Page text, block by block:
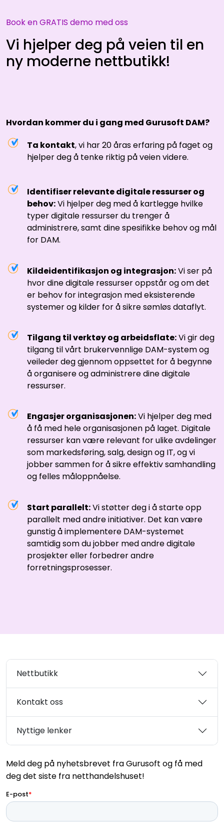
Book en GRATIS demo med oss
Vi hjelper deg på veien til en
ny moderne nettbutikk!
Hvordan kommer du i gang med Gurusoft DAM?
Ta kontakt, vi har 20 åras erfaring på faget og
hjelper deg å tenke riktig på veien videre.
Identifiser relevante digitale ressurser og
behov:Vi hjelper deg med å kartlegge hvilke
typer digitale ressurser du trenger å
administrere, samt dine spesifikke behov og mål
for DAM.
Kildeidentifikasjon og integrasjon:Vi ser på
hvor dine digitale ressurser oppstår og om det
er behov for integrasjon med eksisterende
systemer og kilder for å sikre sømløs dataflyt.
Tilgang til verktøy og arbeidsflate:Vi gir deg
tilgang til vårt brukervennlige DAM-system og
veileder deg gjennom oppsettet for å begynne
å organisere og administrere dine digitale
ressurser.
Engasjer organisasjonen:Vi hjelper deg med
å få med hele organisasjonen på laget. Digitale
ressurser kan være relevant for ulike avdelinger
som markedsføring, salg, design og IT, og vi
jobber sammen for å sikre effektiv samhandling
og felles måloppnåelse.
Start parallelt:Vi støtter deg i å starte opp
parallelt med andre initiativer. Det kan være
gunstig å implementere DAM-systemet
samtidig som du jobber med andre digitale
prosjekter eller forbedrer andre
forretningsprosesser.
Nettbutikk
Kontakt oss
Nyttige lenker